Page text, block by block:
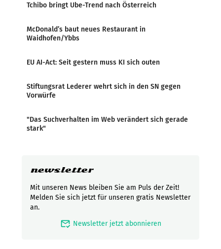
Tchibo bringt Ube-Trend nach Österreich
McDonald’s baut neues Restaurant in
Waidhofen/Ybbs
EU AI-Act: Seit gestern muss KI sich outen
Stiftungsrat Lederer wehrt sich in den SN gegen
Vorwürfe
"Das Suchverhalten im Web verändert sich gerade
stark"
newsletter
Mit unseren News bleiben Sie am Puls der Zeit!
Melden Sie sich jetzt für unseren gratis Newsletter
an.
mark_email_read Newsletter jetzt abonnieren